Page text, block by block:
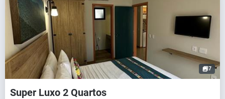
7
Super Luxo 2 Quartos